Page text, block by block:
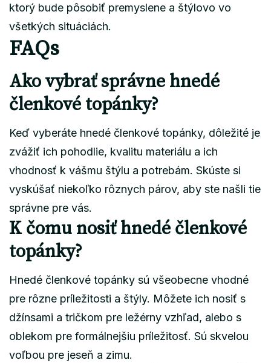
ktorý bude pôsobiť premyslene a štýlovo vo
všetkých situáciách.
FAQs
Ako vybrať správne hnedé
členkové topánky?
Keď vyberáte hnedé členkové topánky, dôležité je
zvážiť ich pohodlie, kvalitu materiálu a ich
vhodnosť k vášmu štýlu a potrebám. Skúste si
vyskúšať niekoľko rôznych párov, aby ste našli tie
správne pre vás.
K čomu nosiť hnedé členkové
topánky?
Hnedé členkové topánky sú všeobecne vhodné
pre rôzne príležitosti a štýly. Môžete ich nosiť s
džínsami a tričkom pre ležérny vzhľad, alebo s
oblekom pre formálnejšiu príležitosť. Sú skvelou
voľbou pre jeseň a zimu.